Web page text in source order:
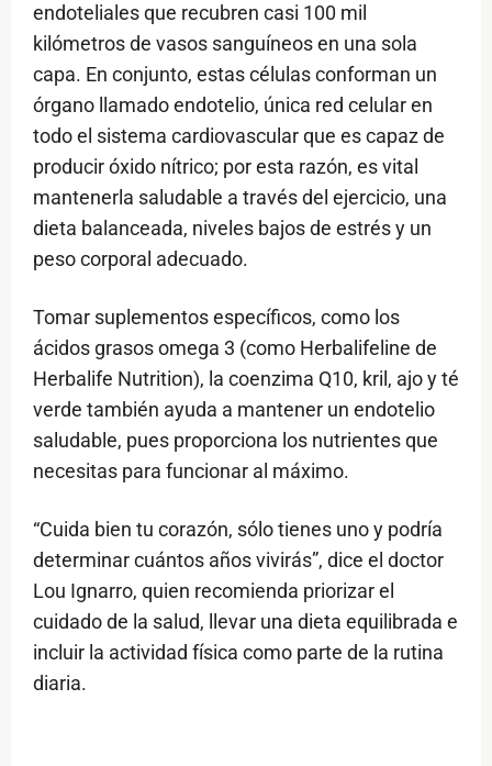
endoteliales que recubren casi 100 mil
kilómetros de vasos sanguíneos en una sola
capa. En conjunto, estas células conforman un
órgano llamado endotelio, única red celular en
todo el sistema cardiovascular que es capaz de
producir óxido nítrico; por esta razón, es vital
mantenerla saludable a través del ejercicio, una
dieta balanceada, niveles bajos de estrés y un
peso corporal adecuado.
Tomar suplementos específicos, como los
ácidos grasos omega 3 (como Herbalifeline de
Herbalife Nutrition), la coenzima Q10, kril, ajo y té
verde también ayuda a mantener un endotelio
saludable, pues proporciona los nutrientes que
necesitas para funcionar al máximo.
“Cuida bien tu corazón, sólo tienes uno y podría
determinar cuántos años vivirás”, dice el doctor
Lou Ignarro, quien recomienda priorizar el
cuidado de la salud, llevar una dieta equilibrada e
incluir la actividad física como parte de la rutina
diaria.